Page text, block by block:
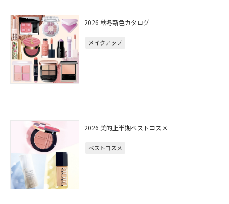
2026 秋冬新色カタログ
メイクアップ
2026 美的上半期ベストコスメ
ベストコスメ